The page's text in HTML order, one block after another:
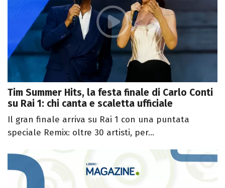
Tim Summer Hits, la festa finale di Carlo Conti
su Rai 1: chi canta e scaletta ufficiale
Il gran finale arriva su Rai 1 con una puntata
speciale Remix: oltre 30 artisti, per...